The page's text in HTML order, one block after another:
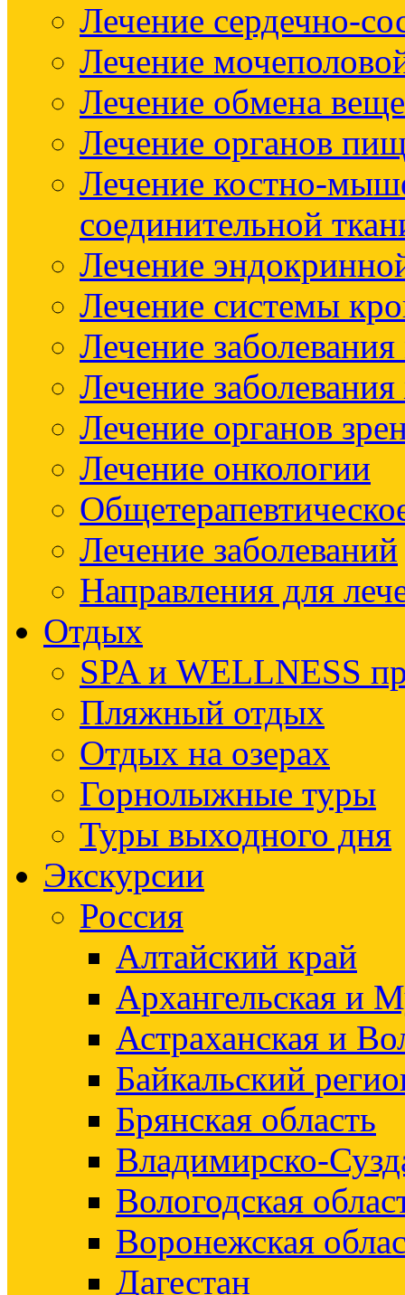
Лечение сердечно-
Лечение
Лечение обмена
Лечение органов
Лечение костно-
соединительной
Лечение
Лечение системы
Лечение
Лечение
Лечение органов
Лечение онкологии
Лечение заболеваний
Направления для
Отдых
SPA и WELLNESS
Пляжный отдых
Отдых на озерах
Горнолыжные туры
Туры выходного дня
Экскурсии
Россия
Алтайский край
Архангельская и
Астраханская и
Байкальский
Брянская область
Владимирско-
Вологодская
Воронежская
Дагестан